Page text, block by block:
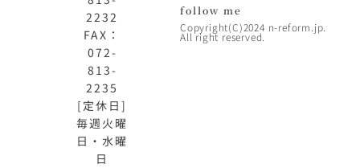
2232
FAX：
072-
813-
2235
[定休日]
毎週火曜
日・水曜
日
follow me
Copyright(C)2024 n-reform.jp.
All right reserved.